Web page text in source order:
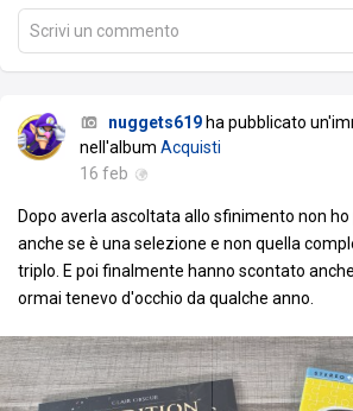
Scrivi un commento
nuggets619 ha pubblicato
nell'album Acquisti
16 feb
Dopo averla ascoltata allo sfinimento non
anche se è una selezione e non quella
triplo. E poi finalmente hanno scontato
ormai tenevo d'occhio da qualche anno.